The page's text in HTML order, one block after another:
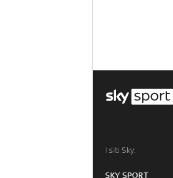
I siti Sky:
SKY SPORT